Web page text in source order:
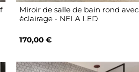
Miroir de salle de bain rond avec
éclairage - NELA LED
170,00 €